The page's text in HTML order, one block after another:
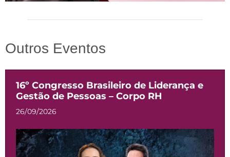
Outros Eventos
16º Congresso Brasileiro de Liderança e
Gestão de Pessoas – Corpo RH
26/09/2026